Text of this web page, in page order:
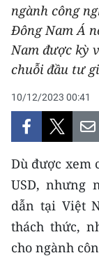
MÔI TRƯỜNG
BẠN ĐỌC
TRI THỨC
CHƯƠNG
MỘT SẢN PHẨM
RADIO
ngành công
Đông Nam Á
Nam được kỳ
chuỗi đầu tư
10/12/2023 00:41
Dù được xem
USD, nhưng
dẫn tại Việt
thách thức,
cho ngành